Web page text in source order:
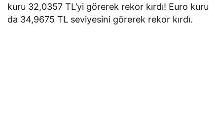
kuru 32,0357 TL’yi görerek rekor kırdı! Euro kuru
da 34,9675 TL seviyesini görerek rekor kırdı.